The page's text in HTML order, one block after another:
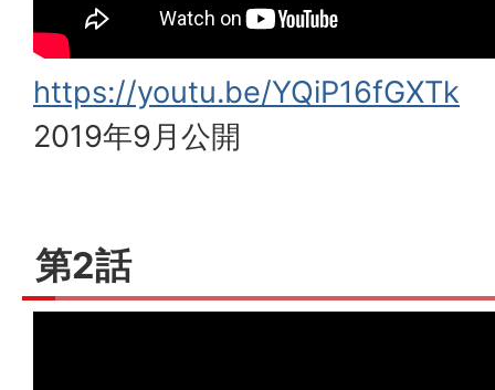
https://youtu.be/YQiP16fGXTk
2019年9月公開
第2話